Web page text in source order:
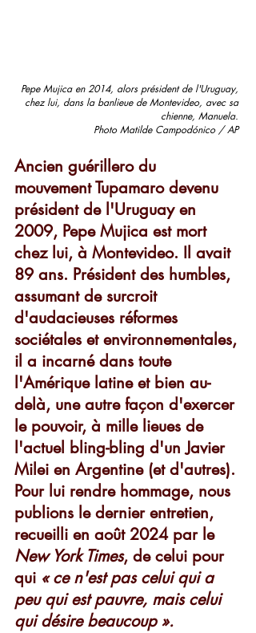
Pepe Mujica en 2014, alors président de l'Uruguay,
chez lui, dans la banlieue de Montevideo, avec sa
chienne, Manuela.
Photo Matilde Campodónico / AP
Ancien guérillero du
mouvement Tupamaro devenu
président de l'Uruguay en
2009, Pepe Mujica est mort
chez lui, à Montevideo. Il avait
89 ans. Président des humbles,
assumant de surcroit
d'audacieuses réformes
sociétales et environnementales,
il a incarné dans toute
l'Amérique latine et bien au-
delà, une autre façon d'exercer
le pouvoir, à mille lieues de
l'actuel bling-bling d'un Javier
Milei en Argentine (et d'autres).
Pour lui rendre hommage, nous
publions le dernier entretien,
recueilli en août 2024 par le
New York Times, de celui pour
qui « ce n'est pas celui qui a
peu qui est pauvre, mais celui
qui désire beaucoup ».